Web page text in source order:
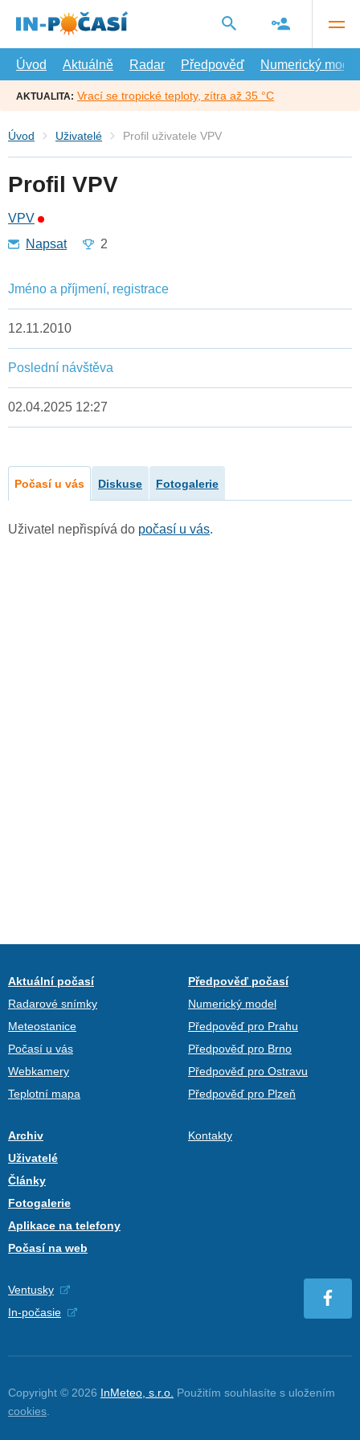
hlavní
Úvod
Aktuálně Radar Předpověď Numerický model
AKTUALITA: Vrací se tropické teploty, zítra až 35 °C
Úvod Uživatelé Profil uživatele VPV
Profil VPV
VPV
Napsat
2
Jméno a příjmení, registrace
12.11.2010
Poslední návštěva
02.04.2025 12:27
Počasí u vás Diskuse Fotogalerie
Uživatel nepřispívá do počasí u vás.
Aktuální počasí
Radarové snímky
Meteostanice
Počasí u vás
Webkamery
Teplotní mapa
Předpověď počasí
Numerický model
Předpověď pro Prahu
Předpověď pro Brno
Předpověď pro Ostravu
Předpověď pro Plzeň
Archiv
Uživatelé
Články
Fotogalerie
Aplikace na telefony
Počasí na web
Kontakty
Ventusky
In-počasie
Copyright © 2026 InMeteo, s.r.o. Použitím souhlasíte s uložením
cookies